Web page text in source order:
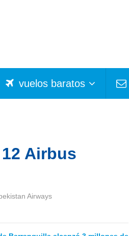
vuelos baratos
Airbus
Airways